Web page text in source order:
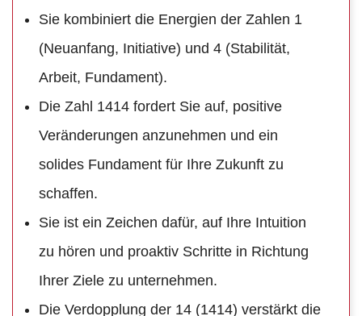
Sie kombiniert die Energien der Zahlen 1
(Neuanfang, Initiative) und 4 (Stabilität,
Arbeit, Fundament).
Die Zahl 1414 fordert Sie auf, positive
Veränderungen anzunehmen und ein
solides Fundament für Ihre Zukunft zu
schaffen.
Sie ist ein Zeichen dafür, auf Ihre Intuition
zu hören und proaktiv Schritte in Richtung
Ihrer Ziele zu unternehmen.
Die Verdopplung der 14 (1414) verstärkt die